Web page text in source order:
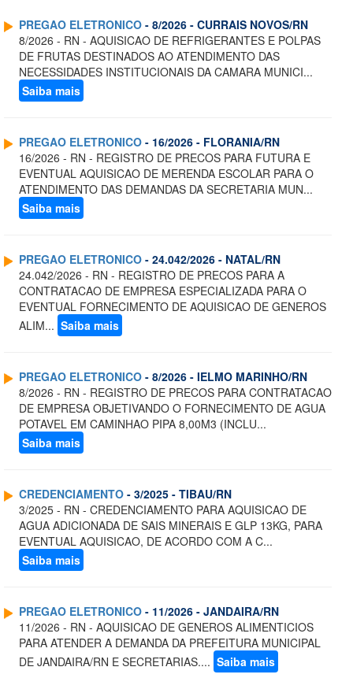
PREGAO ELETRONICO - 8/2026 - CURRAIS NOVOS/RN
8/2026 - RN - AQUISICAO DE REFRIGERANTES E POLPAS
DE FRUTAS DESTINADOS AO ATENDIMENTO DAS
NECESSIDADES INSTITUCIONAIS DA CAMARA MUNICI...
Saiba mais
PREGAO ELETRONICO - 16/2026 - FLORANIA/RN
16/2026 - RN - REGISTRO DE PRECOS PARA FUTURA E
EVENTUAL AQUISICAO DE MERENDA ESCOLAR PARA O
ATENDIMENTO DAS DEMANDAS DA SECRETARIA MUN...
Saiba mais
PREGAO ELETRONICO - 24.042/2026 - NATAL/RN
24.042/2026 - RN - REGISTRO DE PRECOS PARA A
CONTRATACAO DE EMPRESA ESPECIALIZADA PARA O
EVENTUAL FORNECIMENTO DE AQUISICAO DE GENEROS
ALIM... Saiba mais
PREGAO ELETRONICO - 8/2026 - IELMO MARINHO/RN
8/2026 - RN - REGISTRO DE PRECOS PARA CONTRATACAO
DE EMPRESA OBJETIVANDO O FORNECIMENTO DE AGUA
POTAVEL EM CAMINHAO PIPA 8,00M3 (INCLU...
Saiba mais
CREDENCIAMENTO - 3/2025 - TIBAU/RN
3/2025 - RN - CREDENCIAMENTO PARA AQUISICAO DE
AGUA ADICIONADA DE SAIS MINERAIS E GLP 13KG, PARA
EVENTUAL AQUISICAO, DE ACORDO COM A C...
Saiba mais
PREGAO ELETRONICO - 11/2026 - JANDAIRA/RN
11/2026 - RN - AQUISICAO DE GENEROS ALIMENTICIOS
PARA ATENDER A DEMANDA DA PREFEITURA MUNICIPAL
DE JANDAIRA/RN E SECRETARIAS.... Saiba mais